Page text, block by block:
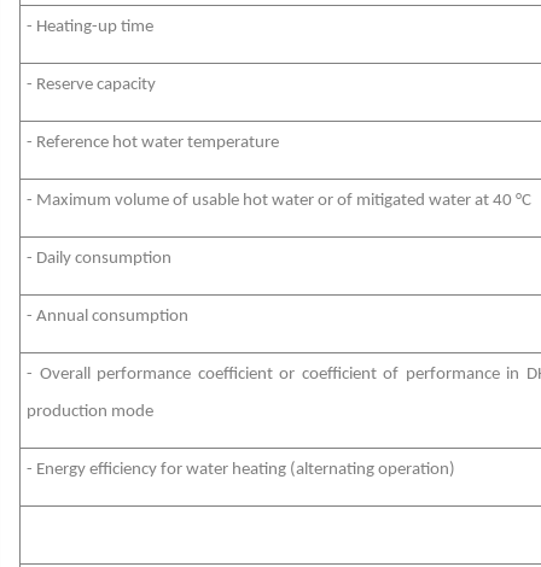
- Heating-up time
- Reserve capacity
- Reference hot water temperature
- Maximum volume of usable hot water or of mitigated water at 40 °C
- Daily consumption
- Annual consumption
- Overall performance coefficient or coefficient of performance in
production mode
- Energy efficiency for water heating (alternating operation)